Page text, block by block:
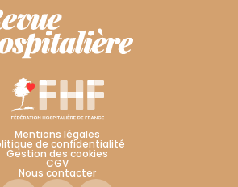
Mentions légales
de confidentialité
Gestion des cookies
CGV
Nous contacter